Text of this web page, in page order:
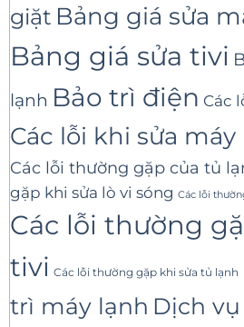
giặt Bảng giá sửa
Bảng giá sửa tivi
lạnh Bảo trì điện Các
Các lỗi khi sửa máy
Các lỗi thường gặp của tủ
gặp khi sửa lò vi sóng Các lỗi
Các lỗi thường
tivi Các lỗi thường gặp khi sửa tủ lạnh
trì máy lạnh Dịch